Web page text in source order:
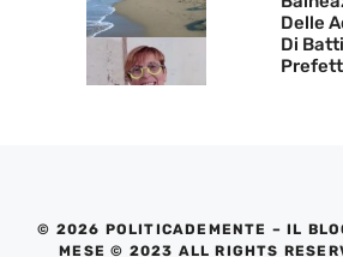
Delle
Di
© 2026 POLITICADEMENTE – IL
MESE © 2023 ALL RIGHTS